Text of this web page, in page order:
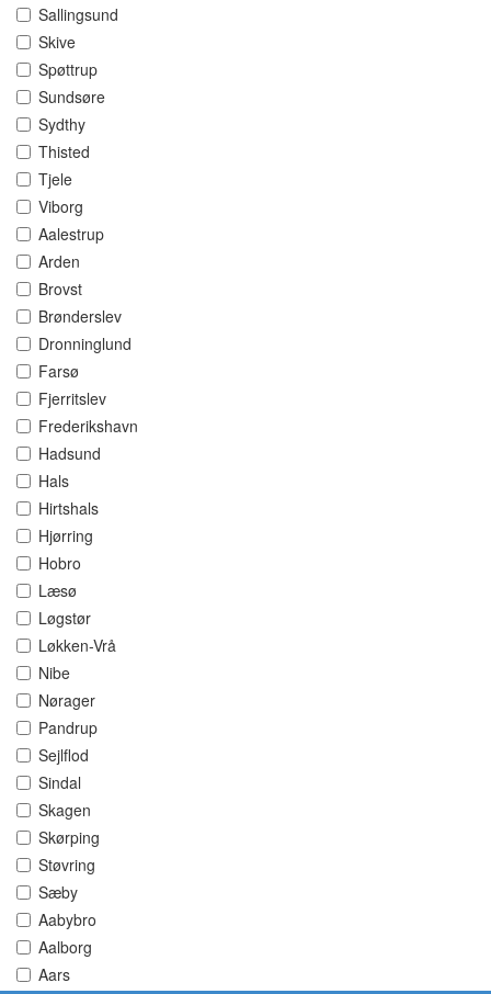
Sallingsund
Skive
Spøttrup
Sundsøre
Sydthy
Thisted
Tjele
Viborg
Aalestrup
Arden
Brovst
Brønderslev
Dronninglund
Farsø
Fjerritslev
Frederikshavn
Hadsund
Hals
Hirtshals
Hjørring
Hobro
Læsø
Løgstør
Løkken-Vrå
Nibe
Nørager
Pandrup
Sejlflod
Sindal
Skagen
Skørping
Støvring
Sæby
Aabybro
Aalborg
Aars